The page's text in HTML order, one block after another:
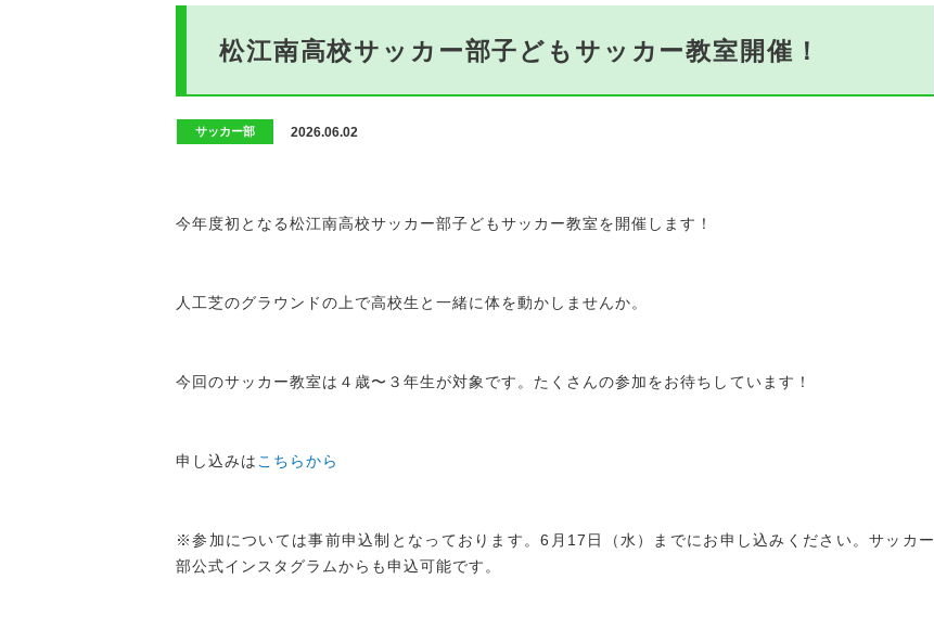
松江南高校サッカー部子どもサッカー教室開催！
サッカー部 2026.06.02
今年度初となる松江南高校サッカー部子どもサッカー教室を開催します！
人工芝のグラウンドの上で高校生と一緒に体を動かしませんか。
今回のサッカー教室は４歳〜３年生が対象です。たくさんの参加をお待ちしています！
申し込みは こちらから
※参加については事前申込制となっております。6月17日（水）までにお申し込みください。サッカー
部公式インスタグラムからも申込可能です。